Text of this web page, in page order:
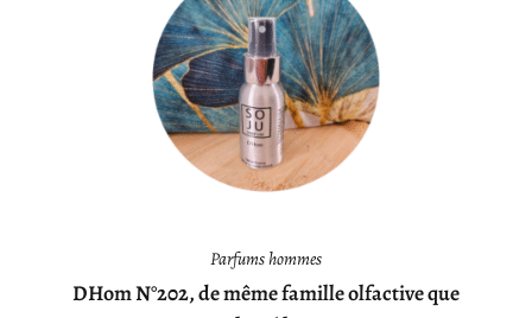
Parfums hommes
DHom N°202, de même famille olfactive que